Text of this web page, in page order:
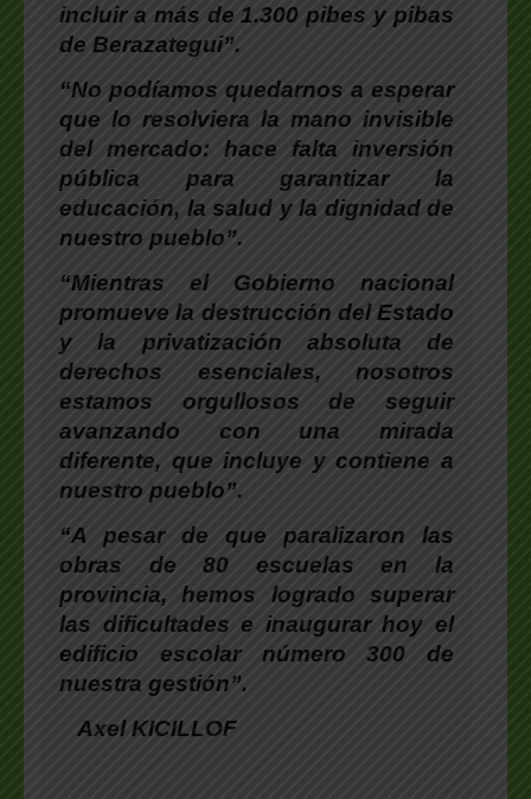
incluir a más de 1.300 pibes y pibas
de Berazategui”.
“No podíamos quedarnos a esperar
que lo resolviera la mano invisible
del mercado: hace falta inversión
pública para garantizar la
educación, la salud y la dignidad de
nuestro pueblo”.
“Mientras el Gobierno nacional
promueve la destrucción del Estado
y la privatización absoluta de
derechos esenciales, nosotros
estamos orgullosos de seguir
avanzando con una mirada
diferente, que incluye y contiene a
nuestro pueblo”.
“A pesar de que paralizaron las
obras de 80 escuelas en la
provincia, hemos logrado superar
las dificultades e inaugurar hoy el
edificio escolar número 300 de
nuestra gestión”.
Axel KICILLOF